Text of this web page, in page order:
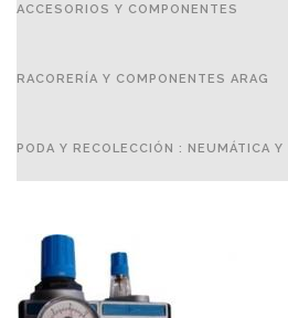
SECONDARY
MENU
ACCESORIOS Y COMPONENTES
SECONDARY
MENU
RACORERÍA Y COMPONENTES ARAG
SECONDARY
NAVIGATION
PODA Y RECOLECCIÓN : NEUMÁTICA Y
NAVIGATION
MENU